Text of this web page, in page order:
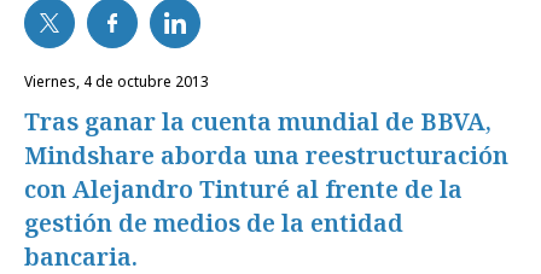
viernes, 4 de octubre 2013
Tras ganar la cuenta mundial de BBVA,
Mindshare aborda una reestructuración
con Alejandro Tinturé al frente de la
gestión de medios de la entidad
bancaria.